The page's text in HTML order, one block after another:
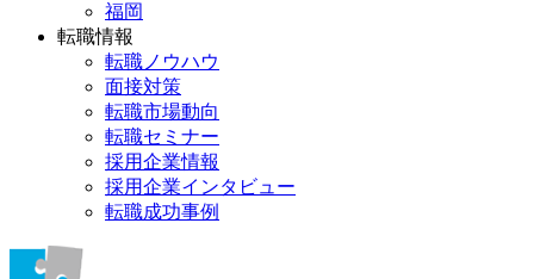
福岡
転職情報
転職ノウハウ
面接対策
転職市場動向
転職セミナー
採用企業情報
採用企業インタビュー
転職成功事例